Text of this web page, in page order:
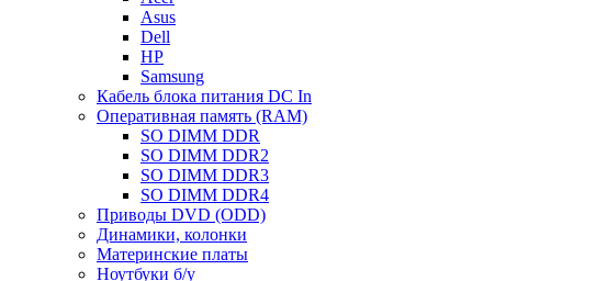
Asus
Dell
HP
Samsung
Кабель блока питания DC In
Оперативная память (RAM)
SO DIMM DDR
SO DIMM DDR2
SO DIMM DDR3
SO DIMM DDR4
Приводы DVD (ODD)
Динамики, колонки
Материнские платы
Ноутбуки б/у